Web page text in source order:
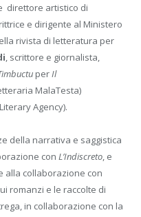
direttore artistico di
e dirigente al Ministero
rivista di letteratura per
, scrittore e giornalista,
per Il
MalaTesta)
Agency).
della narrativa e saggistica
con L’Indiscreto, e
alla collaborazione con
romanzi e le raccolte di
in collaborazione con la